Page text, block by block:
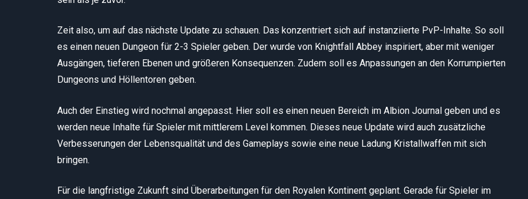
Zeit also, um auf das nächste Update zu schauen. Das konzentriert sich auf instanziierte PvP-Inhalte. So soll
es einen neuen Dungeon für 2-3 Spieler geben. Der wurde von Knightfall Abbey inspiriert, aber mit weniger
Ausgängen, tieferen Ebenen und größeren Konsequenzen. Zudem soll es Anpassungen an den Korrumpierten
Dungeons und Höllentoren geben.
Auch der Einstieg wird nochmal angepasst. Hier soll es einen neuen Bereich im Albion Journal geben und es
werden neue Inhalte für Spieler mit mittlerem Level kommen. Dieses neue Update wird auch zusätzliche
Verbesserungen der Lebensqualität und des Gameplays sowie eine neue Ladung Kristallwaffen mit sich
bringen.
Für die langfristige Zukunft sind Überarbeitungen für den Royalen Kontinent geplant. Gerade für Spieler im